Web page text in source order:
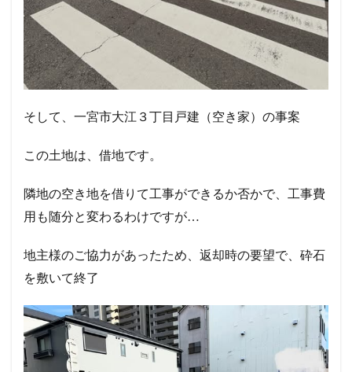
そして、一宮市大江３丁目戸建（空き家）の事案
この土地は、借地です。
隣地の空き地を借りて工事ができるか否かで、工事費
用も随分と変わるわけですが…
地主様のご協力があったため、返却時の要望で、砕石
を敷いて終了